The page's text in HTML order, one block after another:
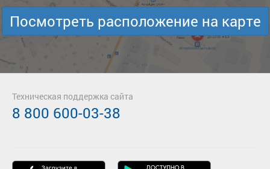
Посмотреть расположение на карте
Техническая поддержка сайта
8 800 600-03-38